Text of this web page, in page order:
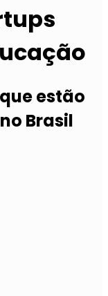
estão
Brasil